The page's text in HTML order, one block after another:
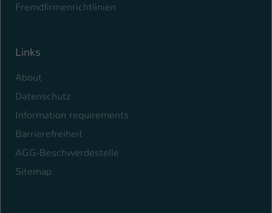
Fremdfirmenrichtlinien
Links
About
Datenschutz
Information requirements
Barrierefreiheit
AGG-Beschwerdestelle
Sitemap